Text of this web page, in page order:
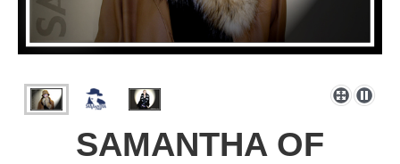
SAMANTHA OF